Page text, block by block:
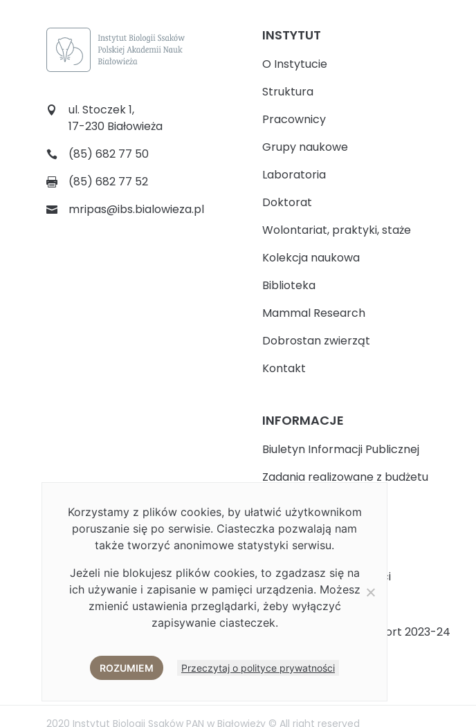
ul. Stoczek 1,
17-230 Białowieża
(85) 682 77 50
(85) 682 77 52
mripas@ibs.bialowieza.pl
INSTYTUT
O Instytucie
Struktura
Pracownicy
Grupy naukowe
Laboratoria
Doktorat
Wolontariat, praktyki, staże
Kolekcja naukowa
Biblioteka
Mammal Research
Dobrostan zwierząt
Kontakt
INFORMACJE
Biuletyn Informacji Publicznej
Zadania realizowane z budżetu
Facebook
Polityka prywatności
Deklaracja dostępności
Plan Równości Płci
Plan Równości Płci Raport 2023-24
2020 Instytut Biologii Ssaków PAN w Białowieży © All right reserved
Korzystamy z plików cookies, by ułatwić użytkownikom
poruszanie się po serwisie. Ciasteczka pozwalają nam
także tworzyć anonimowe statystyki serwisu.
Jeżeli nie blokujesz plików cookies, to zgadzasz się na
ich używanie i zapisanie w pamięci urządzenia. Możesz
zmienić ustawienia przeglądarki, żeby wyłączyć
zapisywanie ciasteczek.
ROZUMIEM Przeczytaj o polityce prywatności